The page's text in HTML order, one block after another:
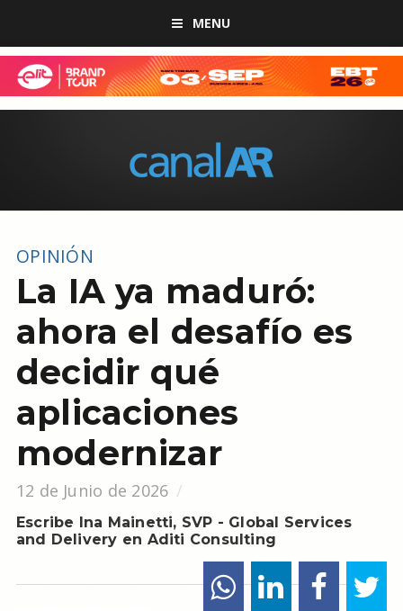
MENU
OPINIÓN
La IA ya maduró:
ahora el desafío es
decidir qué
aplicaciones
modernizar
12 de Junio de 2026
Escribe Ina Mainetti, SVP - Global Services
and Delivery en Aditi Consulting